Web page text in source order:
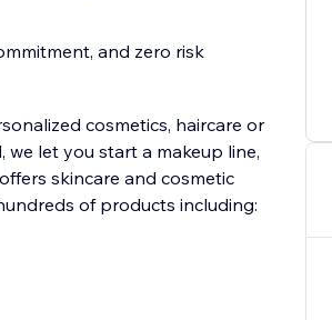
and zero risk
cosmetics, haircare or
let you start a makeup line,
skincare and cosmetic
of products including: